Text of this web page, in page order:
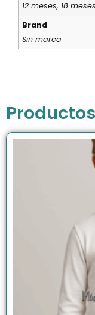
12 meses, 18
Brand
Sin marca